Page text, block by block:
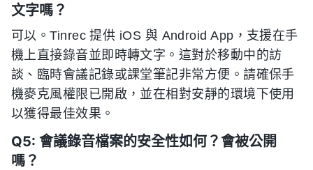
文字嗎？
可以。Tinrec 提供 iOS 與 Android App，支援在手
機上直接錄音並即時轉文字。這對於移動中的訪
談、臨時會議記錄或課堂筆記非常方便。請確保手
機麥克風權限已開啟，並在相對安靜的環境下使用
以獲得最佳效果。
Q5: 會議錄音檔案的安全性如何？會被公開
嗎？